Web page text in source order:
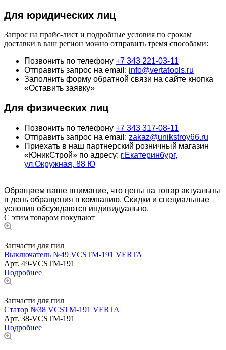
Для юридических лиц
Запрос на прайс-лист и подробные условия по срокам
доставки в ваш регион можно отправить тремя способами:
Позвонить по телефону +7 343 221-03-11
Отправить запрос на email: info@vertatools.ru
Заполнить форму обратной связи на сайте кнопка
«Оставить заявку»
Для физических лиц
Позвонить по телефону +7 343 317-08-11
Отправить запрос на email: zakaz@unikstroy66.ru
Приехать в наш партнерский розничный магазин
«ЮникСтрой» по адресу: г.Екатеринбург,
ул.Окружная, 88 Ю
Обращаем ваше внимание, что цены на товар актуальны
в день обращения в компанию. Скидки и специальные
условия обсуждаются индивидуально.
С этим товаром покупают
Запчасти для пил
Выключатель №49 VCSTM-191 VERTA
Арт. 49-VCSTM-191
Подробнее
Запчасти для пил
Статор №38 VCSTM-191 VERTA
Арт. 38-VCSTM-191
Подробнее